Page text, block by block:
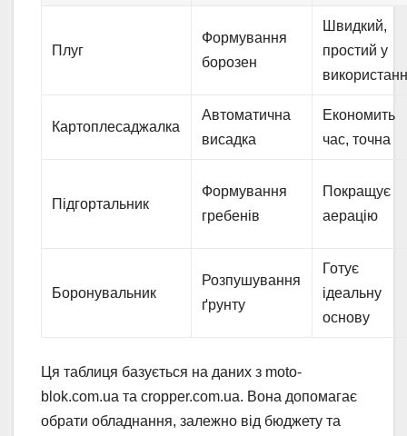
Плуг
Формування
борозен
Швидкий,
простий у
Картоплесаджалка
Автоматична
висадка
Економить
час, точна
Підгортальник
Формування
гребенів
Покращує
аерацію
Боронувальник
Розпушування
ґрунту
Готує
ідеальну
основу
Ця таблиця базується на даних з moto-
blok.com.ua та cropper.com.ua. Вона допомагає
обрати обладнання, залежно від бюджету та